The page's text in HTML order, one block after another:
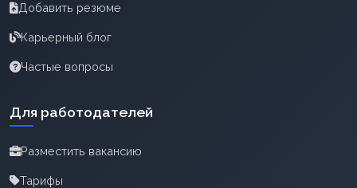
Добавить резюме
Карьерный блог
Частые вопросы
Для работодателей
Разместить вакансию
Тарифы